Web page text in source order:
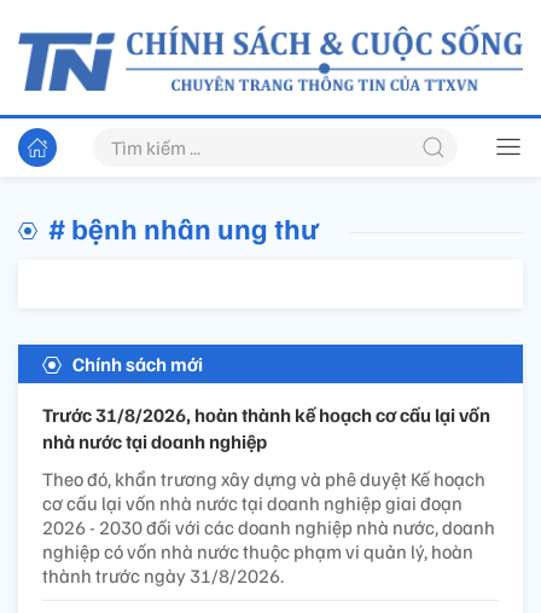
# bệnh nhân ung thư
Chính sách mới
Trước 31/8/2026, hoàn thành kế hoạch cơ cấu lại vốn
nhà nước tại doanh nghiệp
Theo đó, khẩn trương xây dựng và phê duyệt Kế hoạch
cơ cấu lại vốn nhà nước tại doanh nghiệp giai đoạn
2026 - 2030 đối với các doanh nghiệp nhà nước, doanh
nghiệp có vốn nhà nước thuộc phạm vi quản lý, hoàn
thành trước ngày 31/8/2026.